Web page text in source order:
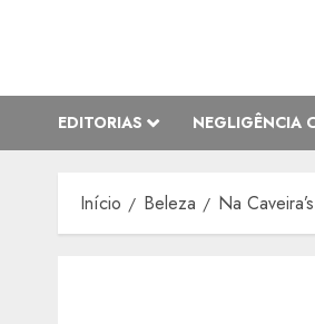
EDITORIAS NEGLIGÊNCIA
Início Beleza Na